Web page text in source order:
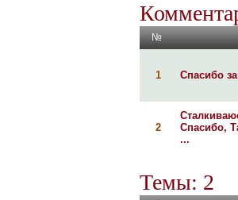
№
1 Спасибо
2
Спасибо,
...
Темы: 2